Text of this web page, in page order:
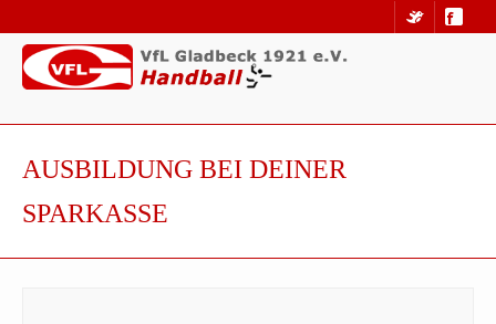
AUSBILDUNG BEI DEINER
SPARKASSE